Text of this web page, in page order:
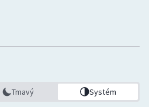
Tmavý Systém